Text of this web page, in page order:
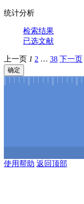
统计分析
检索结果
已选文献
上一页 1 2 … 38 下一页
确定
使用帮助 返回顶部